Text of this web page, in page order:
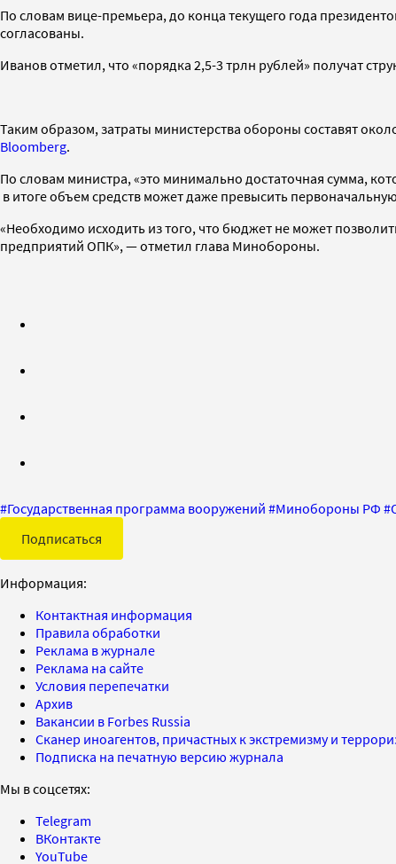
По словам вице-премьера, до конца текущего года
согласованы.
Иванов отметил, что «порядка 2,5-3 трлн рублей» получат
Таким образом, затраты министерства обороны составят
Bloomberg.
По словам министра, «это минимально достаточная сумма,
в итоге объем средств может даже превысить
«Необходимо исходить из того, что бюджет не может
предприятий ОПК», — отметил глава Минобороны.
#Государственная программа вооружений #Минобороны РФ #
Подписаться
Информация:
Контактная информация
Правила обработки
Реклама в журнале
Реклама на сайте
Условия перепечатки
Архив
Вакансии в Forbes Russia
Сканер иноагентов, причастных к экстремизму и
Подписка на печатную версию журнала
Мы в соцсетях:
Telegram
ВКонтакте
YouTube